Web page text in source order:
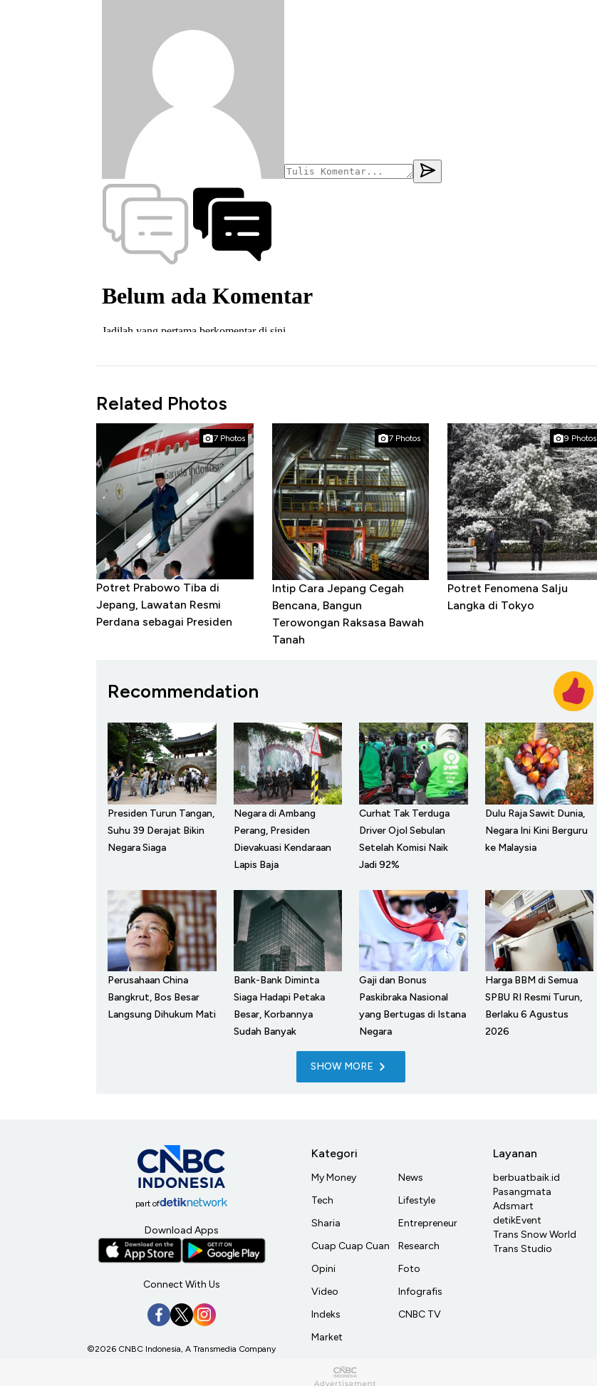
Related Photos
7 Photos
Potret Prabowo Tiba di
Jepang, Lawatan Resmi
Perdana sebagai Presiden
7 Photos
Intip Cara Jepang Cegah
Bencana, Bangun
Terowongan Raksasa Bawah
Tanah
9 Photos
Potret Fenomena Salju
Langka di Tokyo
Recommendation
Presiden Turun Tangan,
Suhu 39 Derajat Bikin
Negara Siaga
Negara di Ambang
Perang, Presiden
Dievakuasi Kendaraan
Lapis Baja
Curhat Tak Terduga
Driver Ojol Sebulan
Setelah Komisi Naik
Jadi 92%
Dulu Raja Sawit Dunia,
Negara Ini Kini Berguru
ke Malaysia
Perusahaan China
Bangkrut, Bos Besar
Langsung Dihukum Mati
Bank-Bank Diminta
Siaga Hadapi Petaka
Besar, Korbannya
Sudah Banyak
Gaji dan Bonus
Paskibraka Nasional
yang Bertugas di Istana
Negara
Harga BBM di Semua
SPBU RI Resmi Turun,
Berlaku 6 Agustus
2026
SHOW MORE
part of
Download Apps
Connect With Us
©2026 CNBC Indonesia, A Transmedia Company
Kategori
My Money
Tech
Sharia
Cuap Cuap Cuan
Opini
Video
Indeks
Market
News
Lifestyle
Entrepreneur
Research
Foto
Infografis
CNBC TV
Layanan
berbuatbaik.id
Pasangmata
Adsmart
detikEvent
Trans Snow World
Trans Studio